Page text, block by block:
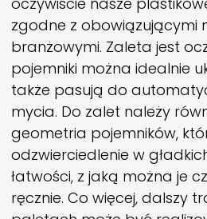
zgodne z obowiązującymi
branżowymi. Zaleta jest
pojemniki można idealnie
także pasują do
mycia. Do zalet należy
geometria pojemników,
odzwierciedlenie w
łatwości, z jaką można je
ręcznie. Co więcej, dalszy